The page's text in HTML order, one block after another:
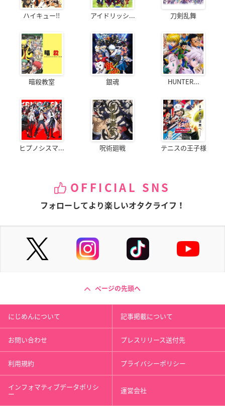
ハイキュー!! アイドリッシ... 刀剣乱舞
暗殺教室 銀魂 HUNTER...
ヒプノシスマ... 呪術廻戦 テニスの王子様
OFFICIAL SNS
フォローしてより楽しいオタクライフ！
ページの先頭へ
にじめんについて 記事掲載について
お問い合わせ プレスリリース送付先
利用規約 プライバシーポリシー
インフォマティブデータポリシ
ー 運営会社